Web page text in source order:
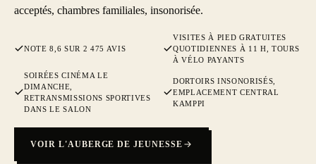
acceptés, chambres familiales, insonorisée.
NOTE 8,6 SUR 2 475 AVIS
VISITES À PIED GRATUITES
QUOTIDIENNES À 11 H, TOURS
À VÉLO PAYANTS
SOIRÉES CINÉMA LE
DIMANCHE,
RETRANSMISSIONS SPORTIVES
DANS LE SALON
DORTOIRS INSONORISÉS,
EMPLACEMENT CENTRAL
KAMPPI
VOIR L'AUBERGE DE JEUNESSE